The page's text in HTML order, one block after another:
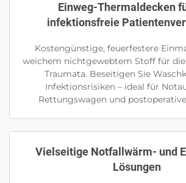
Einweg-Thermaldecken
infektionsfreie
Kostengünstige, feuerfestere
weichem nichtgewebtem Stoff für
Traumata. Beseitigen Sie
Infektionsrisiken – ideal für
Rettungswagen und
Vielseitige Notfallwärm- und
Lösungen